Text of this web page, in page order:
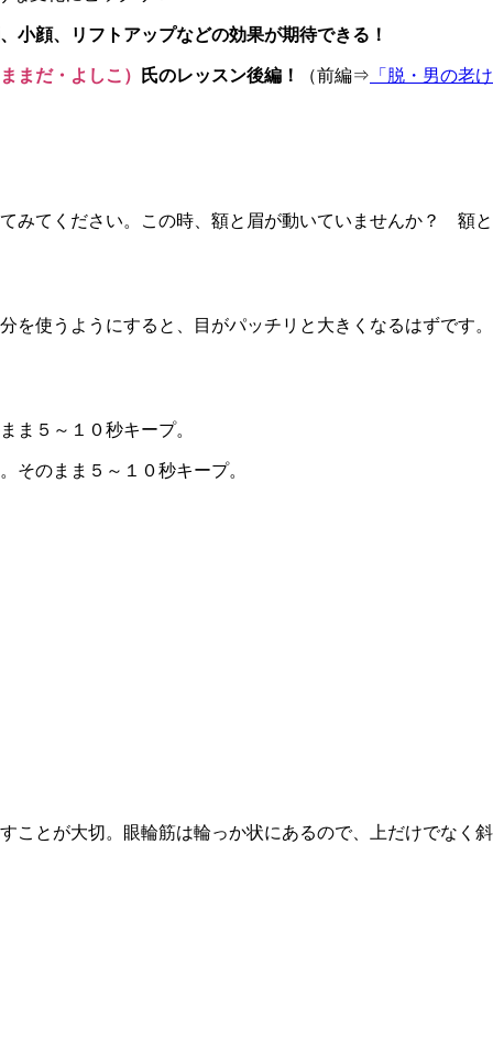
小顔、リフトアップなどの効果が期待できる！
まだ・よしこ） 氏のレッスン後編！ （前編⇒ 「脱・男の老け
みてください。この時、額と眉が動いていませんか？ 額と
を使うようにすると、目がパッチリと大きくなるはずです。
ま５～１０秒キープ。
そのまま５～１０秒キープ。
とが大切。眼輪筋は輪っか状にあるので、上だけでなく斜